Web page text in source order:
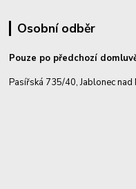
Osobní odběr
Pouze po předchozí
Pasířská 735/40, Jablonec nad